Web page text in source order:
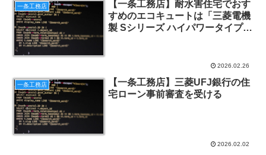
一条工務店
【一条工務店】耐水害住宅でおす
すめのエコキュートは「三菱電機
製 Sシリーズ ハイパワータイプ
2026.02.26
一条工務店
【一条工務店】三菱UFJ銀行の住
宅ローン事前審査を受ける
2026.02.02